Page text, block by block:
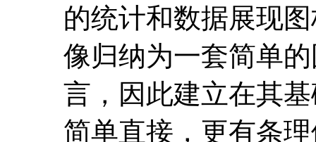
它是“有灵魂”的数
Graphics的实践者（
of Graphics是
的图形对象和画图